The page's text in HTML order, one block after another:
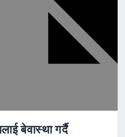
बेवास्था गर्दै